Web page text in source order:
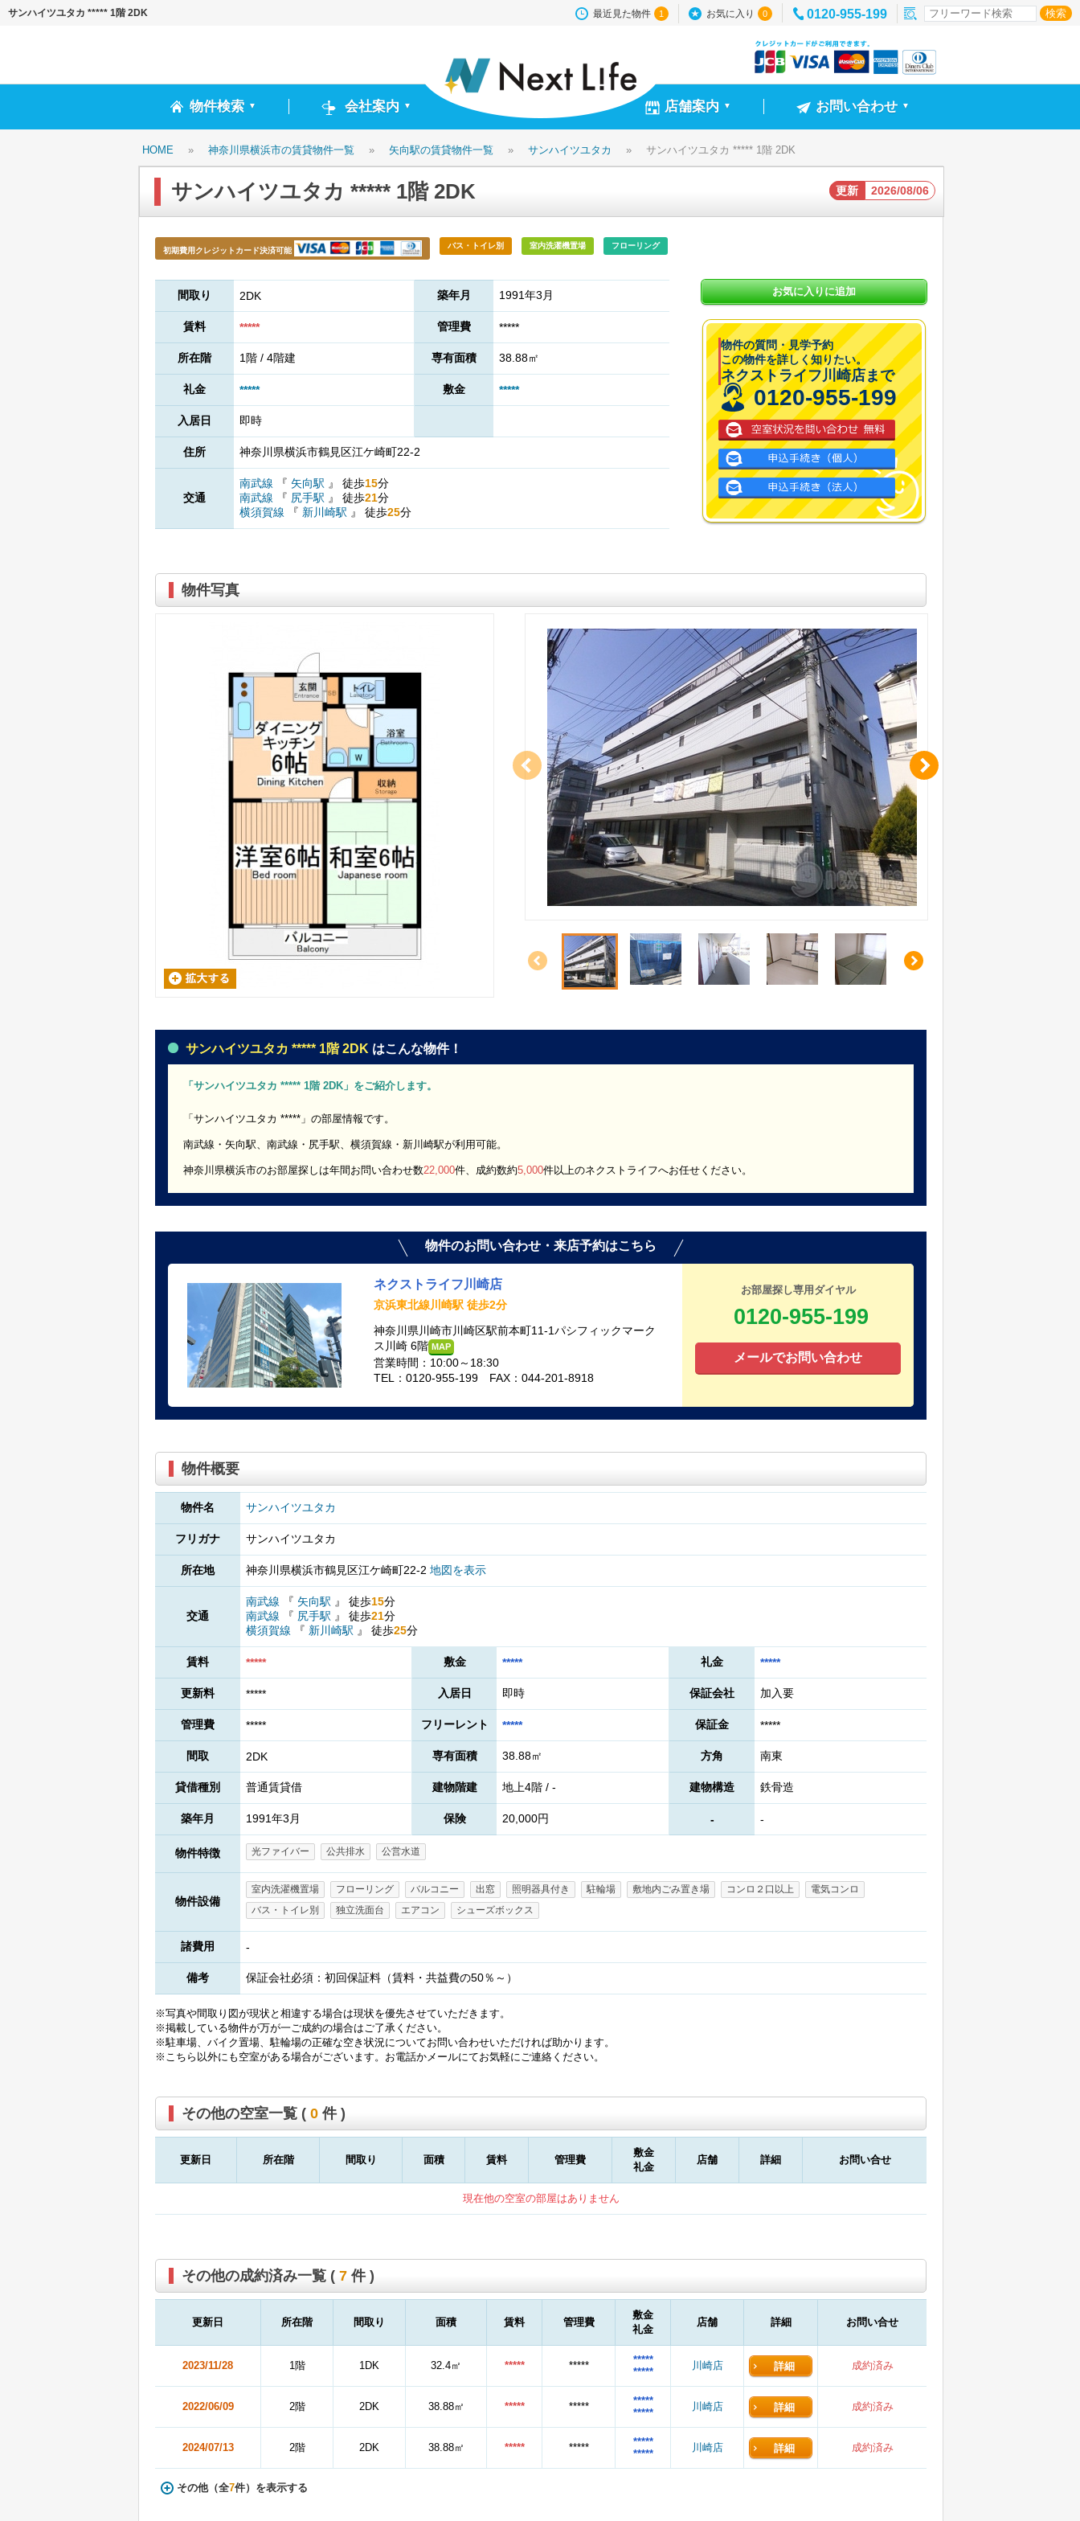
サンハイツユタカ ***** 1階 2DK 最近見た物件 1 お気に入り 0 0120-955-199
物件検索 ▼ 会社案内 ▼ 店舗案内 ▼ お問い合わせ ▼
HOME » 神奈川県横浜市の賃貸物件一覧 » 矢向駅の賃貸物件一覧 » サンハイツユタカ » サンハイツユタカ ***** 1階 2DK
サンハイツユタカ ***** 1階 2DK 更新 2026/08/06
初期費用クレジットカード決済可能
バス・トイレ別 室内洗濯機置場 フローリング
間取り 2DK 築年月 1991年3月
賃料 ***** 管理費 *****
所在階 1階 / 4階建 専有面積 38.88㎡
礼金 ***** 敷金 *****
入居日 即時
住所 神奈川県横浜市鶴見区江ケ崎町22-2
交通
南武線 『 矢向駅 』 徒歩15分
南武線
『 尻手駅 』 徒歩21分
横須賀線
『 新川崎駅 』 徒歩25分
お気に入りに追加
物件の質問・見学予約
この物件を詳しく知りたい。
ネクストライフ川崎店まで
0120-955-199
物件写真
サンハイツユタカ ***** 1階 2DK はこんな物件！
「サンハイツユタカ ***** 1階 2DK」をご紹介します。
「サンハイツユタカ *****」の部屋情報です。
南武線・矢向駅、南武線・尻手駅、横須賀線・新川崎駅が利用可能。
神奈川県横浜市のお部屋探しは年間お問い合わせ数22,000件、成約数約5,000件以上のネクストライフへお任せください。
物件のお問い合わせ・来店予約はこちら
ネクストライフ川崎店
京浜東北線川崎駅 徒歩2分
神奈川県川崎市川崎区駅前本町11-1パシフィックマーク
ス川崎 6階 MAP
営業時間：10:00～18:30
TEL：0120-955-199 FAX：044-201-8918
お部屋探し専用ダイヤル
0120-955-199
メールでお問い合わせ
物件概要
物件名 サンハイツユタカ
フリガナ サンハイツユタカ
所在地 神奈川県横浜市鶴見区江ケ崎町22-2 地図を表示
交通
南武線 『 矢向駅 』 徒歩15分
南武線
『 尻手駅 』 徒歩21分
横須賀線
『 新川崎駅 』 徒歩25分
賃料 ***** 敷金 ***** 礼金 *****
更新料 ***** 入居日 即時 保証会社 加入要
管理費 ***** フリーレント ***** 保証金 *****
間取 2DK 専有面積 38.88㎡ 方角 南東
貸借種別 普通賃貸借 建物階建 地上4階 / - 建物構造 鉄骨造
築年月 1991年3月 保険 20,000円 - -
物件特徴 光ファイバー 公共排水 公営水道
物件設備
室内洗濯機置場 フローリング バルコニー 出窓 照明器具付き 駐輪場 敷地内ごみ置き場 コンロ２口以上
電気コンロ
バス・トイレ別
独立洗面台 エアコン シューズボックス
諸費用 -
備考 保証会社必須：初回保証料（賃料・共益費の50％～）
※写真や間取り図が現状と相違する場合は現状を優先させていただきます。
※掲載している物件が万が一ご成約の場合はご了承ください。
※駐車場、バイク置場、駐輪場の正確な空き状況についてお問い合わせいただければ助かります。
※こちら以外にも空室がある場合がございます。お電話かメールにてお気軽にご連絡ください。
その他の空室一覧 ( 0 件 )
更新日 所在階 間取り 面積 賃料 管理費
敷金
礼金
店舗 詳細 お問い合せ
現在他の空室の部屋はありません
その他の成約済み一覧 ( 7 件 )
更新日 所在階 間取り 面積 賃料 管理費
敷金
礼金
店舗 詳細 お問い合せ
2023/11/28 1階 1DK 32.4㎡ ***** *****
*****
*****
川崎店 詳細 成約済み
2022/06/09 2階 2DK 38.88㎡ ***** *****
*****
*****
川崎店 詳細 成約済み
2024/07/13 2階 2DK 38.88㎡ ***** *****
*****
*****
川崎店 詳細 成約済み
その他（全7件）を表示する